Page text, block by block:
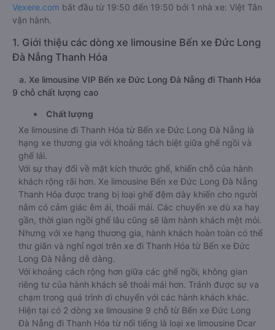
Vexere.com bắt đầu từ 19:50 đến 19:50 bởi 1 nhà xe: Việt Tân
vận hành.
1. Giới thiệu các dòng xe limousine Bến xe Đức Long
Đà Nẵng Thanh Hóa
a. Xe limousine VIP Bến xe Đức Long Đà Nẵng đi Thanh Hóa
9 chỗ chất lượng cao
Chất lượng
Xe limousine đi Thanh Hóa từ Bến xe Đức Long Đà Nẵng là
hạng xe thương gia với khoảng tách biệt giữa ghế ngồi và
ghế lái.
Với sự thay đổi về mặt kích thước ghế, khiến chỗ của hành
khách rộng rãi hơn. Xe limousine Bến xe Đức Long Đà Nẵng
Thanh Hóa được trang bị loại ghế đệm dày khiến cho người
nằm có cảm giác êm ái, thoải mái. Các chuyến xe dù xa hay
gần, thời gian ngồi ghế lâu cũng sẽ làm hành khách mệt mỏi.
Nhưng với xe hạng thương gia, hành khách hoàn toàn có thể
thư giãn và nghỉ ngơi trên xe đi Thanh Hóa từ Bến xe Đức
Long Đà Nẵng dễ dàng.
Với khoảng cách rộng hơn giữa các ghế ngồi, không gian
riêng tư của hành khách sẽ thoải mái hơn. Tránh được sự va
chạm trong quá trình di chuyển với các hành khách khác.
Hiện tại có 2 dòng xe limousine 9 chỗ từ Bến xe Đức Long
Đà Nẵng đi Thanh Hóa từ nổi tiếng là loại xe limousine Dcar